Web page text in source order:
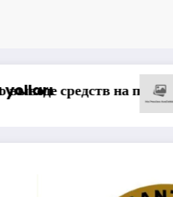
Jasa Raharja
Możliwości